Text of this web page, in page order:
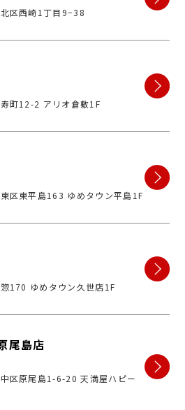
区西崎1丁目9−38
町12-2 アリオ倉敷1F
区東平島163 ゆめタウン平島1F
170 ゆめタウン久世店1F
尾島店
区原尾島1-6-20 天満屋ハピー